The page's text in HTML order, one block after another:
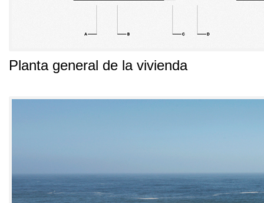
Planta general de la vivienda